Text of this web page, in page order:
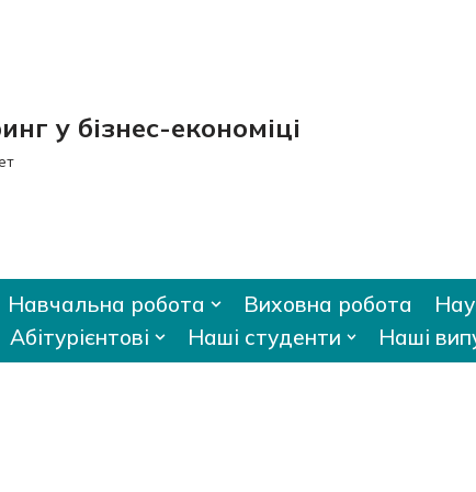
у бізнес-економіці
Навчальна робота Виховна робота
Абітурієнтові Наші студенти Наші